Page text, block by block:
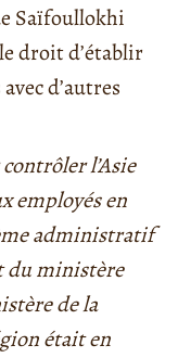
Saïfoullokhi
droit d’établir
d’autres
l’Asie
employés en
administratif
du ministère
de la
était en